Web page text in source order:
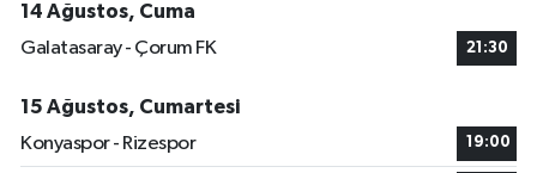
14 Ağustos, Cuma
Galatasaray - Çorum FK
21:30
15 Ağustos, Cumartesi
Konyaspor - Rizespor
19:00